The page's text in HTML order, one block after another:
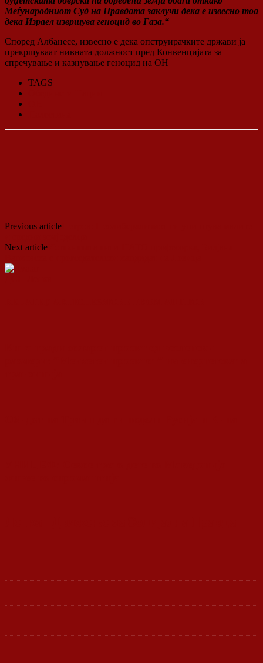
Меѓународниот Суд на Правдата заклучи дека е извесно тоа
дека Израел извршува геноцид во Газа.“
Според Албанесе, извесно е дека опструирачките држави ја
прекршуваат нивната должност пред Конвенцијата за
спречување и казнување геноцид на ОН
TAGS
Previous article
Next article